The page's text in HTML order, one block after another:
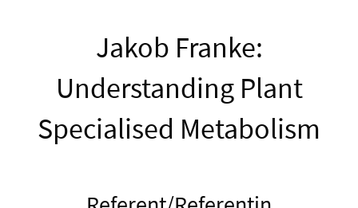
Jakob Franke:
Understanding Plant
Specialised Metabolism